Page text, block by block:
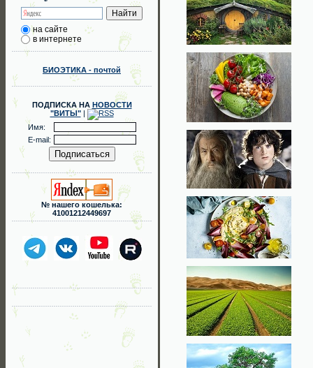
на сайте
в интернете
БИОЭТИКА - почтой
ПОДПИСКА НА НОВОСТИ
"ВИТЫ"|
Имя:
E-mail:
№ нашего кошелька:
41001212449697